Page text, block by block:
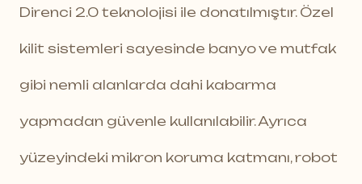
Direnci 2.0 teknolojisi ile donatılmıştır. Özel
kilit sistemleri sayesinde banyo ve mutfak
gibi nemli alanlarda dahi kabarma
yapmadan güvenle kullanılabilir. Ayrıca
yüzeyindeki mikron koruma katmanı, robot